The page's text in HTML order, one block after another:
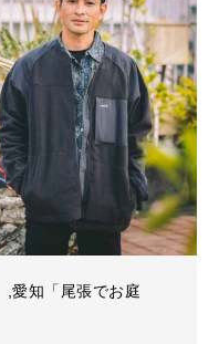
,愛知「尾張でお庭